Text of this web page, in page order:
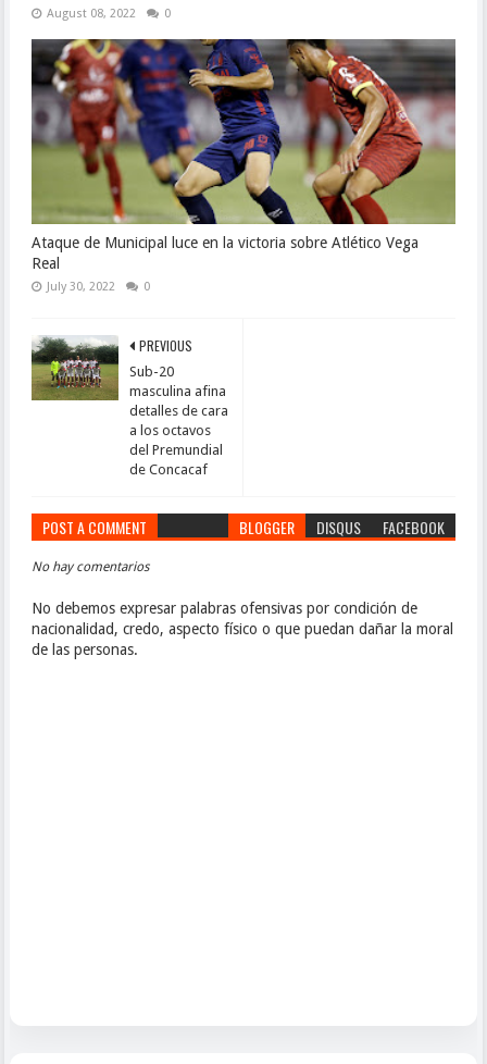
August 08, 2022 0
Ataque de Municipal luce en la victoria sobre Atlético Vega
Real
July 30, 2022 0
PREVIOUS
Sub-20
masculina afina
detalles de cara
a los octavos
del Premundial
de Concacaf
POST A COMMENT BLOGGER DISQUS FACEBOOK
No hay comentarios
No debemos expresar palabras ofensivas por condición de
nacionalidad, credo, aspecto físico o que puedan dañar la moral
de las personas.